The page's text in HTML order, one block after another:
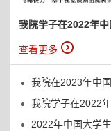
查看更多
我院在2023年中国大学生
我院学子在2022年中国大
2022年中国大学